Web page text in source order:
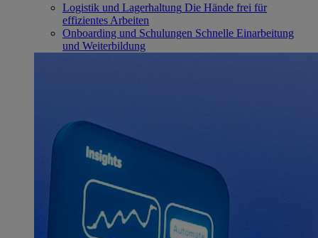
Logistik und Lagerhaltung Die Hände frei für
effizientes Arbeiten
Onboarding und Schulungen Schnelle Einarbeitung
und Weiterbildung